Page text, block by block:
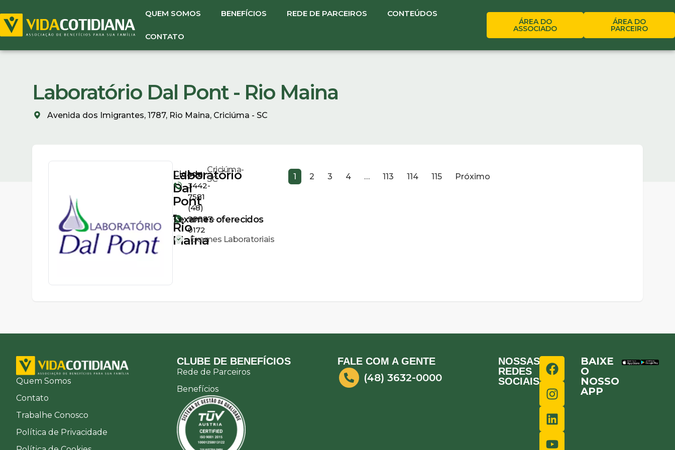
QUEM SOMOS BENEFÍCIOS REDE DE PARCEIROS CONTEÚDOS
CONTATO
ÁREA DO
ASSOCIADO
ÁREA DO
PARCEIRO
Laboratório Dal Pont - Rio Maina
Avenida dos Imigrantes, 1787, Rio Maina, Criciúma - SC
Laboratório
Dal
Pont
-
Rio
Maina
Cidade:Criciúma-
SC
(48)
3442-
7581
(48)
99987-
0172
1 2 3 4 … 113 114 115 Próximo
1exames oferecidos
Exames Laboratoriais
Quem Somos
Contato
Trabalhe Conosco
Política de Privacidade
CLUBE DE BENEFÍCIOS
Rede de Parceiros
Benefícios
FALE COM A GENTE
(48) 3632-0000
NOSSAS
REDES
SOCIAIS
BAIXE
O
NOSSO
APP